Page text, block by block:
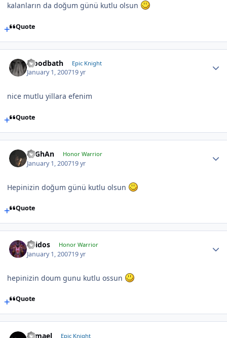
kalanların da doğum günü kutlu olsun
Quote
bloodbath Epic Knight
January 1, 200719 yr
nice mutlu yillara efenim
Quote
TuGhAn Honor Warrior
January 1, 200719 yr
Hepinizin doğum günü kutlu olsun
Quote
Thidos Honor Warrior
January 1, 200719 yr
hepinizin doum gunu kutlu ossun
Quote
Samael Epic Knight